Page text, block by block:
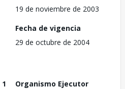
19 de noviembre de 2003
Fecha de vigencia
29 de octubre de 2004
1
Organismo Ejecutor